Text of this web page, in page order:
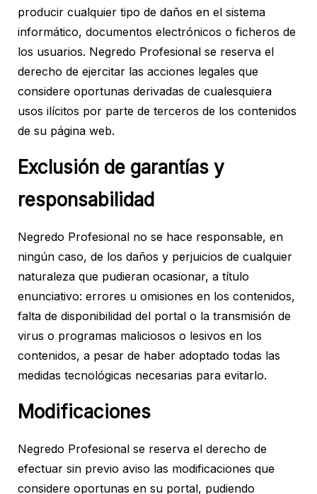
producir cualquier tipo de daños en el sistema
informático, documentos electrónicos o ficheros de
los usuarios. Negredo Profesional se reserva el
derecho de ejercitar las acciones legales que
considere oportunas derivadas de cualesquiera
usos ilícitos por parte de terceros de los contenidos
de su página web.
Exclusión de garantías y
responsabilidad
Negredo Profesional no se hace responsable, en
ningún caso, de los daños y perjuicios de cualquier
naturaleza que pudieran ocasionar, a título
enunciativo: errores u omisiones en los contenidos,
falta de disponibilidad del portal o la transmisión de
virus o programas maliciosos o lesivos en los
contenidos, a pesar de haber adoptado todas las
medidas tecnológicas necesarias para evitarlo.
Modificaciones
Negredo Profesional se reserva el derecho de
efectuar sin previo aviso las modificaciones que
considere oportunas en su portal, pudiendo